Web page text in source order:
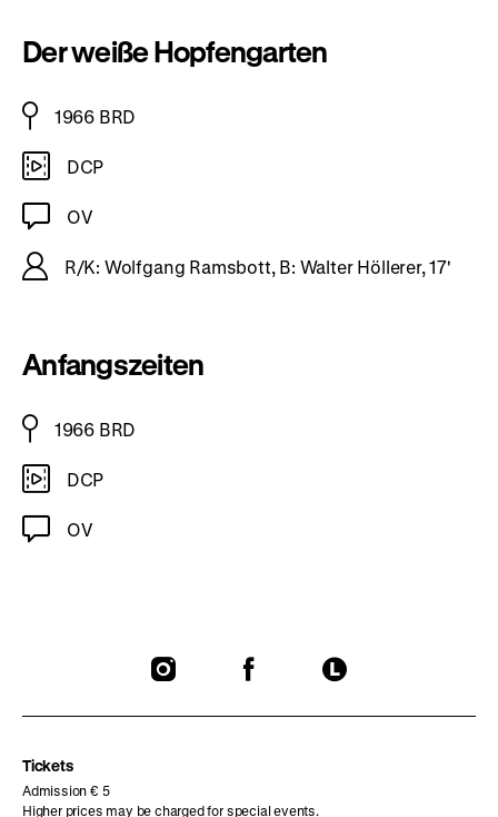
Der weiße Hopfengarten
1966 BRD
DCP
OV
R/K: Wolfgang Ramsbott, B: Walter Höllerer, 17'
Anfangszeiten
1966 BRD
DCP
OV
To
To
To
Tickets
Admission € 5
Higher prices may be charged for special events.